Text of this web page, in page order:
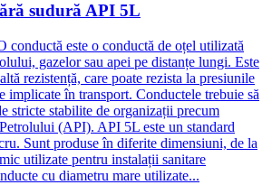
sudură API 5L
conductă este o conductă de oțel utilizată
gazelor sau apei pe distanțe lungi. Este
rezistență, care poate rezista la presiunile
implicate în transport. Conductele trebuie să
stricte stabilite de organizații precum
(API). API 5L este un standard
Sunt produse în diferite dimensiuni, de la
utilizate pentru instalații sanitare
cu diametru mare utilizate...